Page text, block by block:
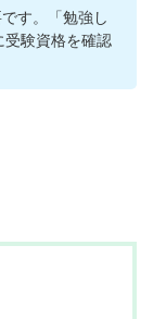
す。「勉強し
験資格を確認